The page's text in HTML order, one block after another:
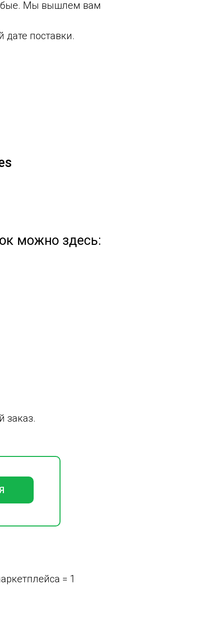
Мы вышлем вам
дате поставки.
можно здесь:
= 1
заказ.